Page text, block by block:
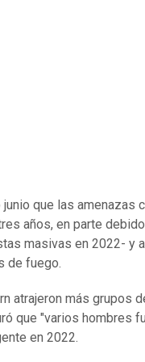
que las amenazas
años, en parte
masivas en 2022- y
de fuego.
atrajeron más grupos
que "varios hombres
en 2022.